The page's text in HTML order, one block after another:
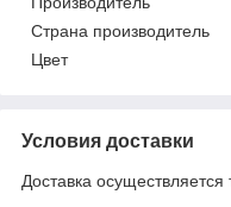
Страна производитель
Цвет
Условия доставки
Доставка осуществляется